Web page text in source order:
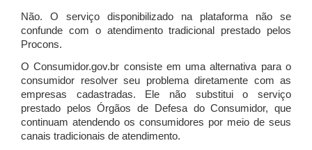
Não. O serviço disponibilizado na plataforma não se
confunde com o atendimento tradicional prestado pelos
Procons.
O Consumidor.gov.br consiste em uma alternativa para o
consumidor resolver seu problema diretamente com as
empresas cadastradas. Ele não substitui o serviço
prestado pelos Órgãos de Defesa do Consumidor, que
continuam atendendo os consumidores por meio de seus
canais tradicionais de atendimento.